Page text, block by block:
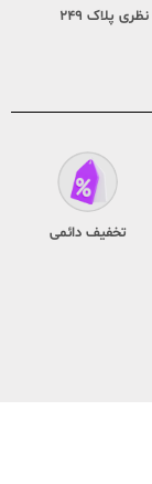
تخفیف دائمی